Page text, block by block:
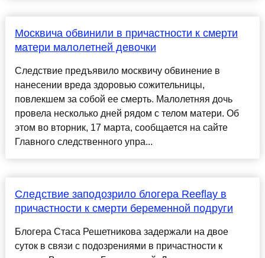
Москвича обвинили в причастности к смерти
матери малолетней девочки
Следствие предъявило москвичу обвинение в
нанесении вреда здоровью сожительницы,
повлекшем за собой ее смерть. Малолетняя дочь
провела несколько дней рядом с телом матери. Об
этом во вторник, 17 марта, сообщается на сайте
Главного следственного упра...
Следствие заподозрило блогера Reeflay в
причастности к смерти беременной подруги
Блогера Стаса Решетникова задержали на двое
суток в связи с подозрениями в причастности к